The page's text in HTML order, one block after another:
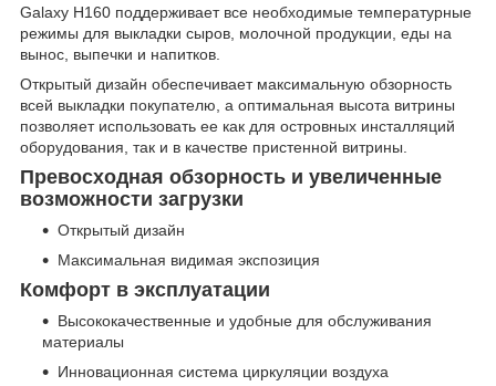
Galaxy H160 поддерживает все необходимые температурные
режимы для выкладки сыров, молочной продукции, еды на
вынос, выпечки и напитков.
Открытый дизайн обеспечивает максимальную обзорность
всей выкладки покупателю, а оптимальная высота витрины
позволяет использовать ее как для островных инсталляций
оборудования, так и в качестве пристенной витрины.
Превосходная обзорность и увеличенные
возможности загрузки
Открытый дизайн
Максимальная видимая экспозиция
Комфорт в эксплуатации
Высококачественные и удобные для обслуживания
материалы
Инновационная система циркуляции воздуха